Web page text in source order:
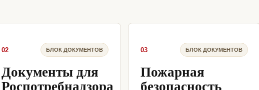
02 БЛОК ДОКУМЕНТОВ
Документы для
Роспотребнадзора
03 БЛОК ДОКУМЕНТОВ
Пожарная
безопасность